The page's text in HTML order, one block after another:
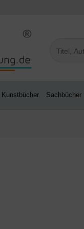
Kunstbücher Sachbücher